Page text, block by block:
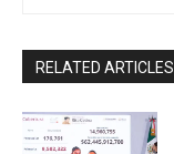
RELATED ARTICLES